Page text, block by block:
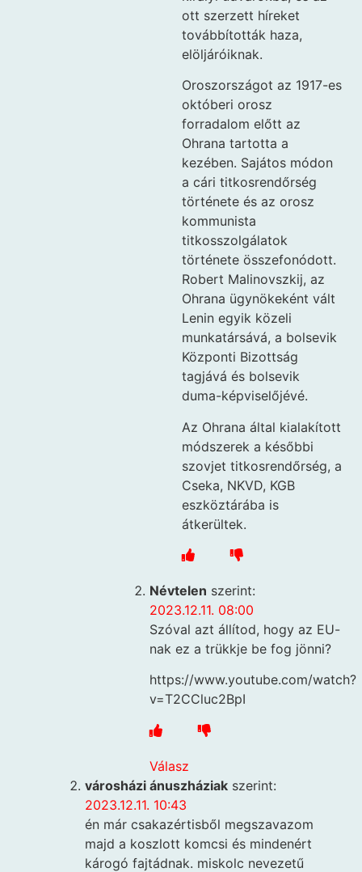
ott szerzett híreket
továbbították haza,
elöljáróiknak.
Oroszországot az 1917-es
októberi orosz
forradalom előtt az
Ohrana tartotta a
kezében. Sajátos módon
a cári titkosrendőrség
története és az orosz
kommunista
titkosszolgálatok
története összefonódott.
Robert Malinovszkij, az
Ohrana ügynökeként vált
Lenin egyik közeli
munkatársává, a bolsevik
Központi Bizottság
tagjává és bolsevik
duma-képviselőjévé.
Az Ohrana által kialakított
módszerek a későbbi
szovjet titkosrendőrség, a
Cseka, NKVD, KGB
eszköztárába is
átkerültek.
Névtelen szerint:
2023.12.11. 08:00
Szóval azt állítod, hogy az EU-
nak ez a trükkje be fog jönni?
https://www.youtube.com/watch?
v=T2CCluc2BpI
Válasz
városházi ánuszháziak szerint:
2023.12.11. 10:43
én már csakazértisből megszavazom
majd a koszlott komcsi és mindenért
károgó fajtádnak. miskolc nevezetű